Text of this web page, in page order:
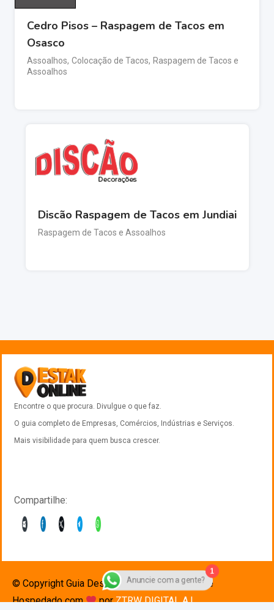
Cedro Pisos – Raspagem de Tacos em
Osasco
Assoalhos, Colocação de Tacos, Raspagem de Tacos e
Assoalhos
Discão Raspagem de Tacos em Jundiai
Raspagem de Tacos e Assoalhos
Encontre o que procura. Divulgue o que faz.
O guia completo de Empresas, Comércios, Indústrias e Serviços.
Mais visibilidade para quem busca crescer.
Compartilhe:
© Copyright Guia Destak 2025. Desenvolvido e
Hospedado com
por ZTRW DIGITAL A.I
1
Anuncie com a gente?